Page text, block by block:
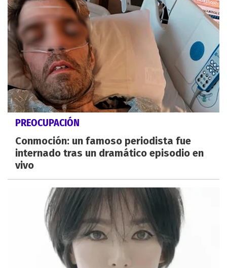
PREOCUPACIÓN
Conmoción: un famoso periodista fue
internado tras un dramático episodio en
vivo